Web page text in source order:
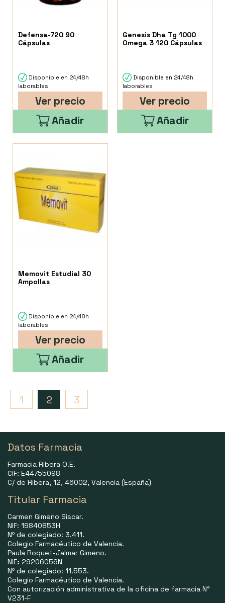
Defensa-720 90
Cápsulas
Disponible en 24/48h
laborables
Ver precio
Añadir
Genesis Dha Tg 1000
Omega 3 120 Cápsulas
Disponible en 24/48h
laborables
Ver precio
Añadir
Memovit Estudial 30
Ampollas
Disponible en 24/48h
laborables
Ver precio
Añadir
1 2 3
Datos Farmacia
Farmacia Ribera O.E.
CIF: E44755098
C/ de Ribera, 12, 46002, Valencia (España)
Titular Farmacia
Carmen Gimeno Siscar.
NIF: 19840853H
Nº de colegiado: 3.411.
Colegio Farmacéutico de Valencia.
Paula Roquet-Jalmar Gimeno.
NIF: 29206056N
Nº de colegiado: 11.553.
Colegio Farmacéutico de Valencia.
Con autorización administrativa de la oficina de farmacia N°
V231-F